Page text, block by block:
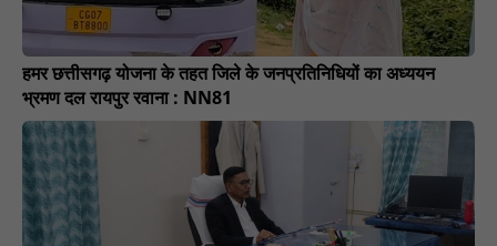
हमर छत्तीसगढ़ योजना के तहत जिले के जनप्रतिनिधियों का अध्ययन
भ्रमण दल रायपुर रवाना : NN81